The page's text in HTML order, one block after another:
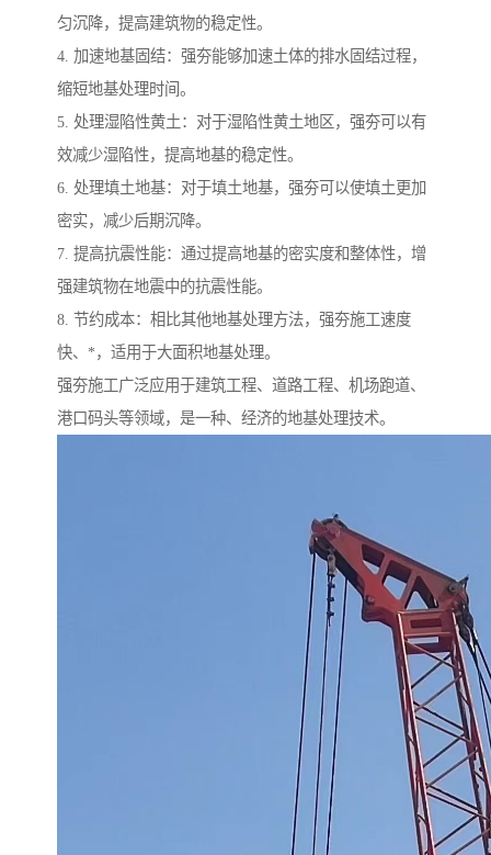
匀沉降，提高建筑物的稳定性。
4. 加速地基固结：强夯能够加速土体的排水固结过程，
缩短地基处理时间。
5. 处理湿陷性黄土：对于湿陷性黄土地区，强夯可以有
效减少湿陷性，提高地基的稳定性。
6. 处理填土地基：对于填土地基，强夯可以使填土更加
密实，减少后期沉降。
7. 提高抗震性能：通过提高地基的密实度和整体性，增
强建筑物在地震中的抗震性能。
8. 节约成本：相比其他地基处理方法，强夯施工速度
快、*，适用于大面积地基处理。
强夯施工广泛应用于建筑工程、道路工程、机场跑道、
港口码头等领域，是一种、经济的地基处理技术。